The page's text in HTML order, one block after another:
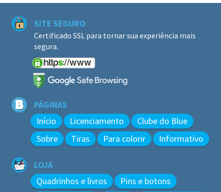
SITE SEGURO
Certificado SSL para tornar sua experiência mais
segura.
PÁGINAS
Início Licenciamento
Clube do Blue
Sobre
Tiras Para colorir Informativo
LOJA
Quadrinhos e livros
Pins e botons